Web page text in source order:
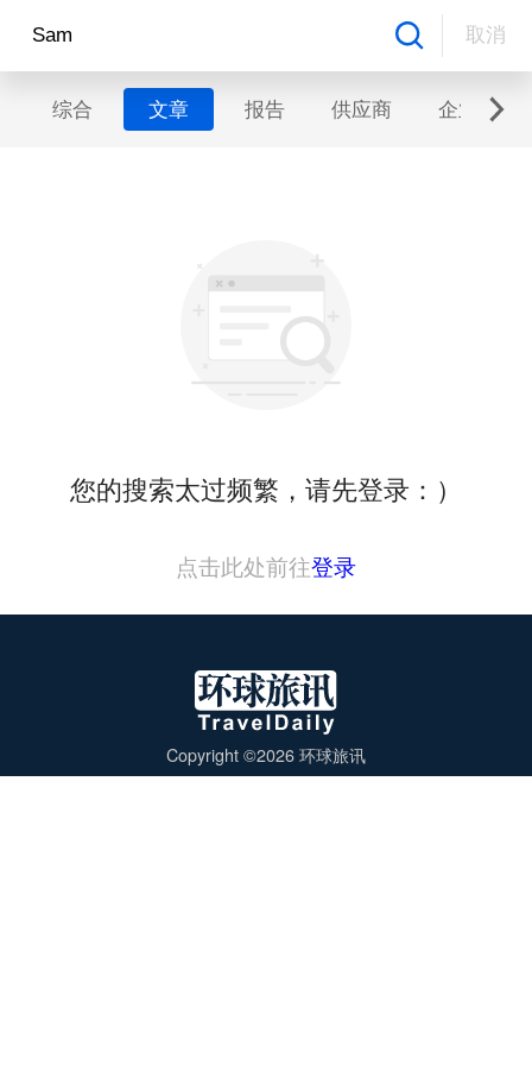
取消
综合 文章 报告 供应商 企业
您的搜索太过频繁，请先登录：）
点击此处前往登录
Copyright ©2026 环球旅讯